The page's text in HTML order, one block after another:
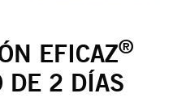
EFICAZ®
DE 2 DÍAS